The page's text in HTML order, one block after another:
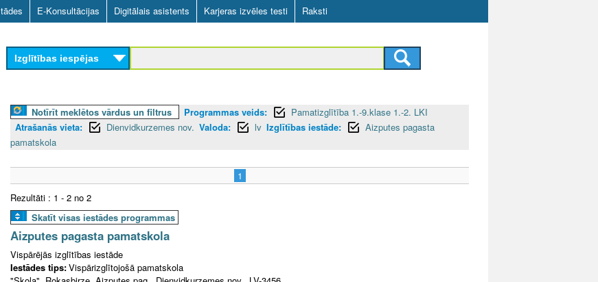
Skip
to
main
content
E-Konsultācijas Digitālais asistents Karjeras izvēles testi Raksti
Izglītības iespējas
Notīrīt meklētos vārdus un filtrus Programmas veids:
Pamatizglītība 1.-9.klase 1.-2. LKI
Atrašanās vieta:
Dienvidkurzemes nov. Valoda: lv Izglītības iestāde:
Aizputes pagasta
pamatskola
1
Rezultāti : 1 - 2 no 2
Skatīt visas iestādes programmas
Aizputes pagasta pamatskola
Vispārējās izglītības iestāde
Iestādes tips:Vispārizglītojošā pamatskola